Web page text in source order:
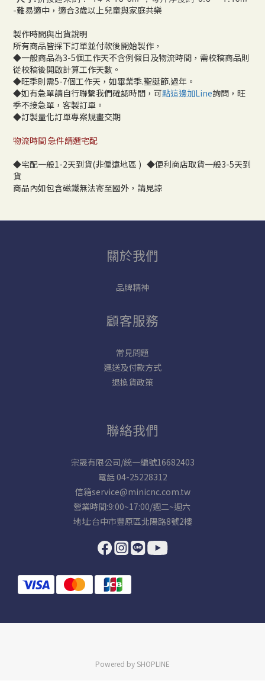
-難易適中，適合3歲以上兒童與家庭共樂
製作時間與出貨說明
所有商品皆採下訂單並付款後開始製作，
◆一般商品為3-5個工作天不含例假日及物流時間，需校稿商品則
從校稿後開啟計算工作天數。
◆旺季則需5-7個工作天，如畢業季.聖誕節.過年。
◆如有急單請自行聯繫我們確認時間，可點這邊加Line詢問，旺
季不接急單，客製訂單。
◆訂製量化訂單專案規畫交期
物流時間 急件請選宅配
◆宅配一般1-2天到貨(非偏遠地區 ) ◆便利商店取貨一般3-5天到
貨
商品內如包含磁鐵無法寄至國外，請見諒
關於我們
品牌精神
顧客服務
常見問題
運送及付款方式
退換貨政策
聯絡我們
宗晟有限公司/統一編號16682403
電話 04-25228312
信箱service@minicnc.com.tw
營業時間:9:00~17:00/週二~週六
地址:台中市豐原區北陽路8號2樓
Powered by SHOPLINE